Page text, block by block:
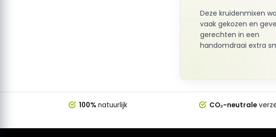
Deze kruidenmixen
vaak gekozen en
gerechten in een
handomdraai extra
100%natuurlijk CO₂-neutrale